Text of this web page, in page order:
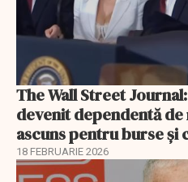
The Wall Street
devenit dependentă
ascuns pentru burse și
18 FEBRUARIE 2026
EXCLUSIV